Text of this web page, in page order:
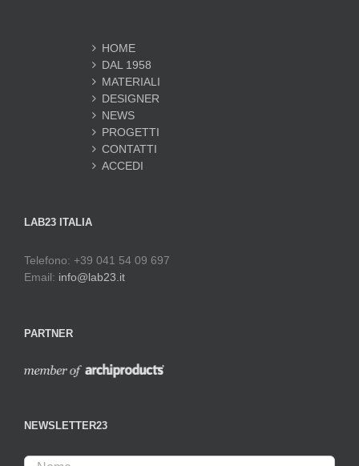
HOME
DAL 1958
MATERIALI
DESIGNER
NEWS
PROGETTI
CONTATTI
ACCEDI
LAB23 ITALIA
Telefono: +39 041 54 09 697
Email: info@lab23.it
PARTNER
NEWSLETTER23